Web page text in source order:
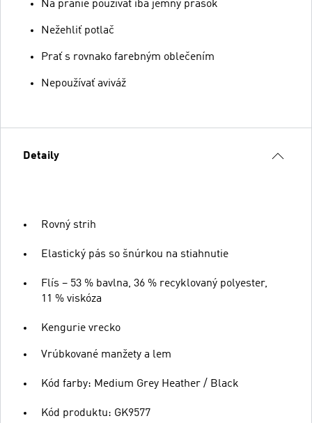
Na pranie používať iba jemný prášok
Nežehliť potlač
Prať s rovnako farebným oblečením
Nepoužívať aviváž
Detaily
Rovný strih
Elastický pás so šnúrkou na stiahnutie
Flís – 53 % bavlna, 36 % recyklovaný polyester,
11 % viskóza
Kengurie vrecko
Vrúbkované manžety a lem
Kód farby: Medium Grey Heather / Black
Kód produktu: GK9577